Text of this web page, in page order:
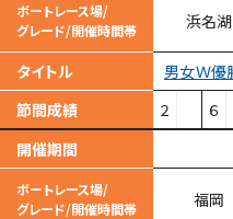
ボートレース場/
グレード/開催時間帯
浜名湖
タイトル
節間成績
２ ６
開催期間
ボートレース場/
グレード/開催時間帯
福岡